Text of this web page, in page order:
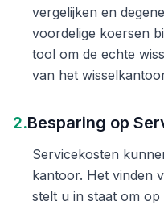
vergelijken en
voordelige koersen
tool om de echte
van het
2.Besparing op
Servicekosten
kantoor. Het vinden
stelt u in staat om